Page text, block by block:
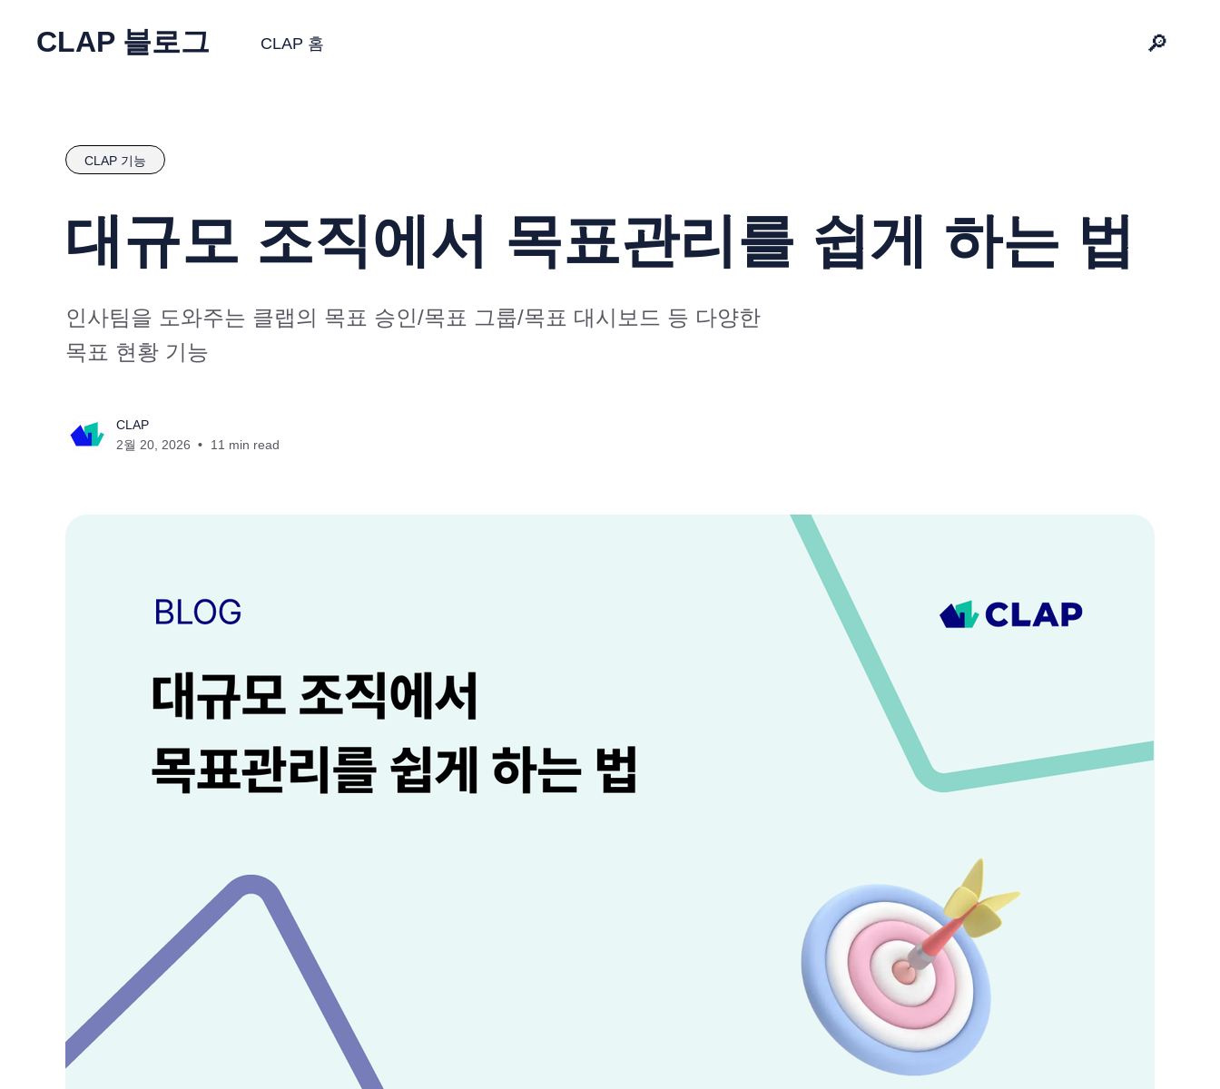
CLAP 블로그 CLAP 홈 🔎
CLAP 기능
대규모 조직에서 목표관리를 쉽게 하는 법
인사팀을 도와주는 클랩의 목표 승인/목표 그룹/목표 대시보드 등 다양한
목표 현황 기능
CLAP
2월 20, 2026
11 min read